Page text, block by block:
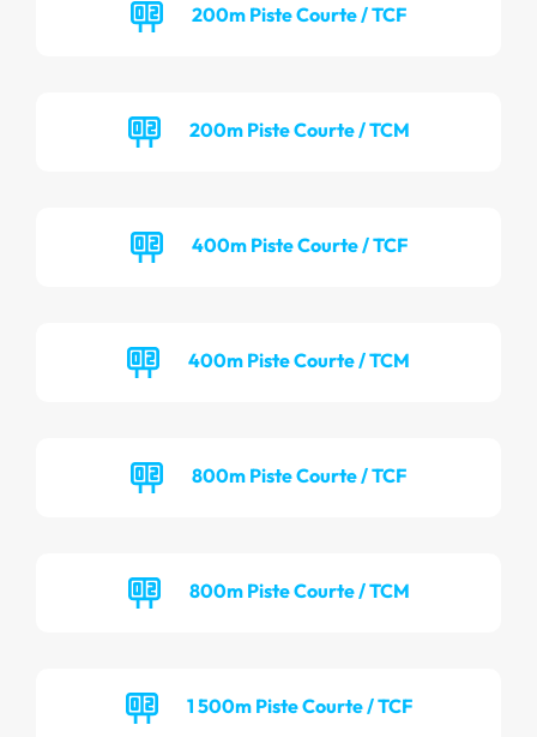
200m Piste Courte / TCF
200m Piste Courte / TCM
400m Piste Courte / TCF
400m Piste Courte / TCM
800m Piste Courte / TCF
800m Piste Courte / TCM
1 500m Piste Courte / TCF